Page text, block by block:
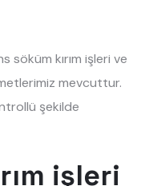
söküm kırım işleri ve
mevcuttur.
şekilde
işleri